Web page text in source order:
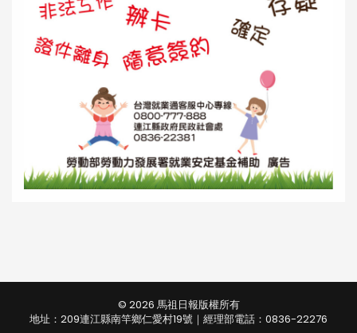
© 2026 馬祖日報版權所有
地址：209連江縣南竿鄉仁愛村19號｜經理部電話：0836-22276